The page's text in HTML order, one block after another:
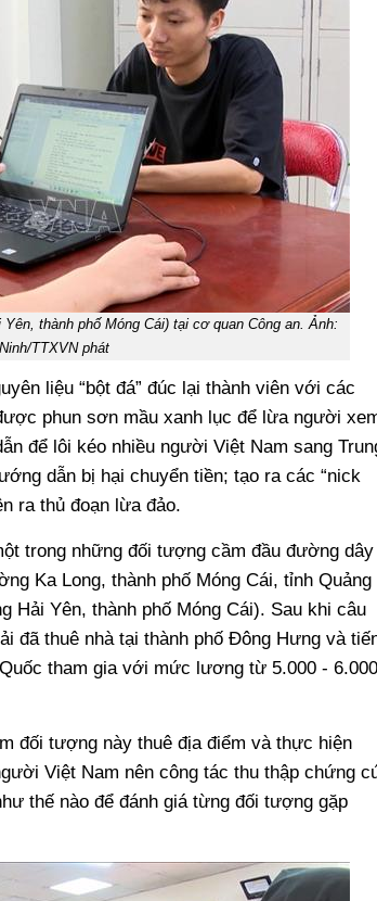
thành phố Móng Cái) tại cơ quan Công an. Ảnh:
TTXVN phát
liệu “bột đá” đúc lại thành viên với các
phun sơn mầu xanh lục để lừa người
để lôi kéo nhiều người Việt Nam sang
dẫn bị hại chuyển tiền; tạo ra các “nick
ra thủ đoạn lừa đảo.
trong những đối tượng cầm đầu đường dây
Ka Long, thành phố Móng Cái, tỉnh Quảng
Hải Yên, thành phố Móng Cái). Sau khi câu
đã thuê nhà tại thành phố Đông Hưng và
tham gia với mức lương từ 5.000 - 6.000
đối tượng này thuê địa điểm và thực hiện
Việt Nam nên công tác thu thập chứng
thế nào để đánh giá từng đối tượng gặp